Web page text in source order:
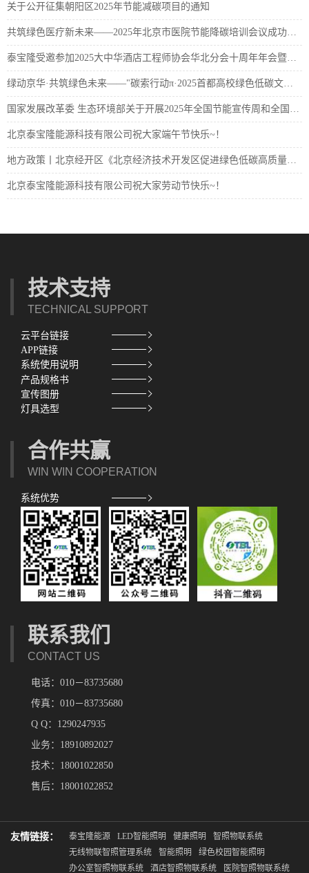
关于公开征集朝阳区2025年节能减碳项目的通知
北京泰宝隆能源科技有限公司祝大家端午节快乐~！
北京泰宝隆能源科技有限公司祝大家劳动节快乐~！
技术支持
TECHNICAL SUPPORT
云平台链接
APP链接
系统使用说明
产品规格书
宣传图册
灯具选型
合作共赢
WIN WIN COOPERATION
系统优势
联系我们
CONTACT US
电话：010－83735680
传真：010－83735680
Q Q：1290247935
业务：18910892027
技术：18001022850
售后：18001022852
友情链接： 泰宝隆能源 LED智能照明 健康照明
智照物联系统
无线物联智照管理系统
智能照明
绿色校园智能照明
办公室智照物联系统
酒店智照物联系统 医院智照物联系统